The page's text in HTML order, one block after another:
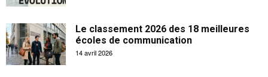
Le classement 2026 des 18 meilleures
écoles de communication
14 avril 2026